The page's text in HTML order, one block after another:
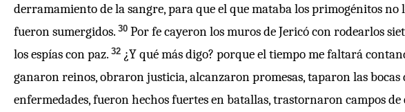
derramamiento de la sangre, para que el que mataba los primogénitos no
fueron sumergidos. 30 Por fe cayeron los muros de Jericó con rodearlos
los espías con paz. 32 ¿Y qué más digo? porque el tiempo me faltará
ganaron reinos, obraron justicia, alcanzaron promesas, taparon las bocas
enfermedades, fueron hechos fuertes en batallas, trastornaron campos de